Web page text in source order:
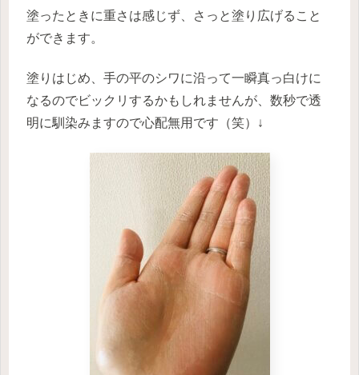
塗ったときに重さは感じず、さっと塗り広げること
ができます。
塗りはじめ、手の平のシワに沿って一瞬真っ白けに
なるのでビックリするかもしれませんが、数秒で透
明に馴染みますので心配無用です（笑）↓